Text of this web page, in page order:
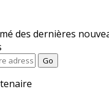
des dernières
Go